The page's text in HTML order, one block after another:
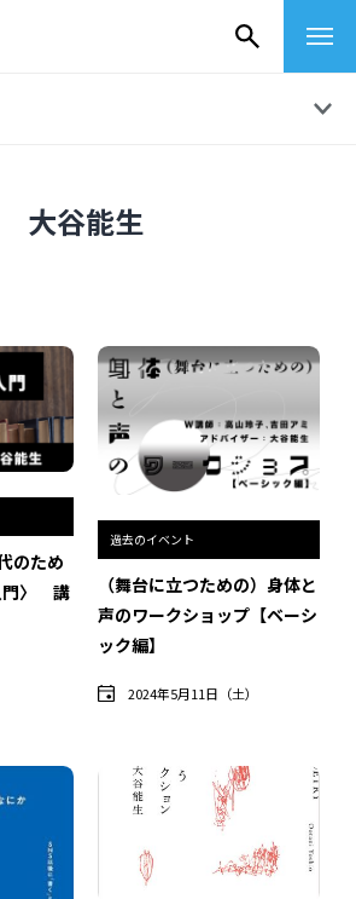
動
大谷能生
のため
門〉 講
過去のイベント
（舞台に立つための）身体と
声のワークショップ【ベーシ
ック編】
2024年5月11日（土）